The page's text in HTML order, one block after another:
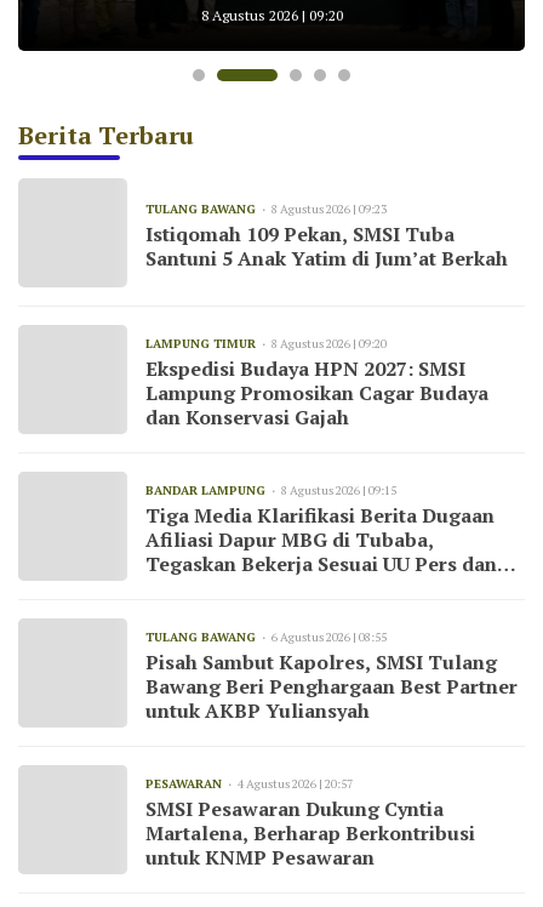
Konservasi Gajah
8 Agustus 2026 | 09:20
Bekerja Sesuai UU Pers dan Kode Etik
untuk AKBP Yuliansyah
KNMP Pesawaran
Berita Terbaru
TULANG BAWANG 8 Agustus 2026 | 09:23
Istiqomah 109 Pekan, SMSI Tuba
Santuni 5 Anak Yatim di Jum’at Berkah
LAMPUNG TIMUR 8 Agustus 2026 | 09:20
Ekspedisi Budaya HPN 2027: SMSI
Lampung Promosikan Cagar Budaya
dan Konservasi Gajah
BANDAR LAMPUNG 8 Agustus 2026 | 09:15
Tiga Media Klarifikasi Berita Dugaan
Afiliasi Dapur MBG di Tubaba,
Tegaskan Bekerja Sesuai UU Pers dan
TULANG BAWANG 6 Agustus 2026 | 08:55
Pisah Sambut Kapolres, SMSI Tulang
Bawang Beri Penghargaan Best Partner
untuk AKBP Yuliansyah
PESAWARAN 4 Agustus 2026 | 20:57
SMSI Pesawaran Dukung Cyntia
Martalena, Berharap Berkontribusi
untuk KNMP Pesawaran